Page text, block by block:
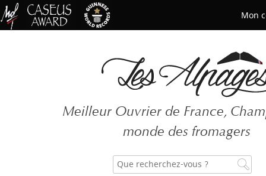
Meilleur Ouvrier de France,
monde des fromagers
Mon
Mot de passe oublié ?
CRÉER UN